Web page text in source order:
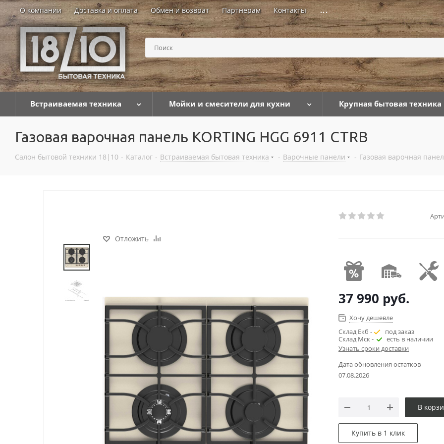
О компании Доставка и оплата Обмен и возврат Партнерам Контакты ...
Встраиваемая техника Мойки и смесители для кухни Крупная бытовая техника
Газовая варочная панель KORTING HGG 6911 CTRB
Салон бытовой техники 18|10 - Каталог - Встраиваемая бытовая техника - Варочные панели - Газовая варочная
Отложить
37 990 руб.
Хочу дешевле
Склад Екб -
под заказ
Склад Мск -
есть в наличии
Узнать сроки доставки
Дата обновления остатков
07.08.2026
В
Купить в 1 клик